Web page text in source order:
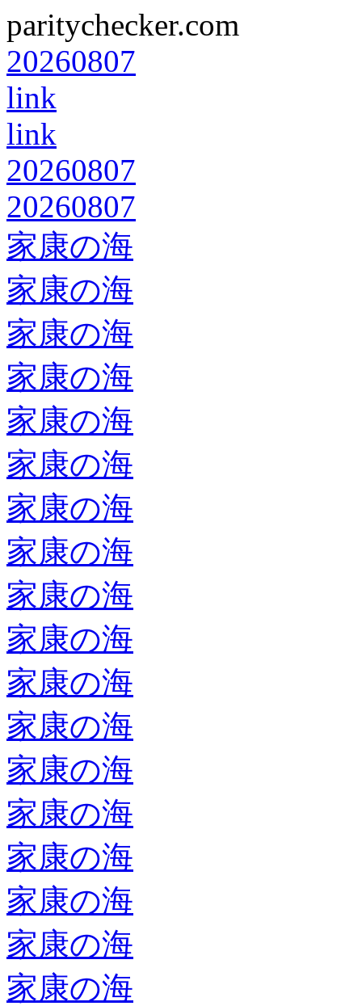
paritychecker.com
20260807
link
link
20260807
20260807
家康の海
家康の海
家康の海
家康の海
家康の海
家康の海
家康の海
家康の海
家康の海
家康の海
家康の海
家康の海
家康の海
家康の海
家康の海
家康の海
家康の海
家康の海